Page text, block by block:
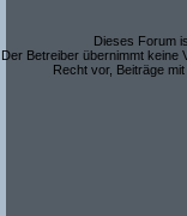
Dieses Forum
Der Betreiber übernimmt keine
Recht vor, Beiträge